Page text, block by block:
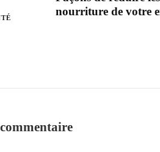
nourriture de votre